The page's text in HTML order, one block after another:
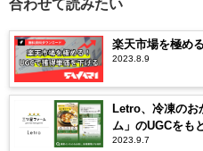
合わせて読みたい
楽天市場を極め
2023.8.9
Letro、冷凍のお
ム」のUGCをも
獲得LPの制作・
2023.9.7